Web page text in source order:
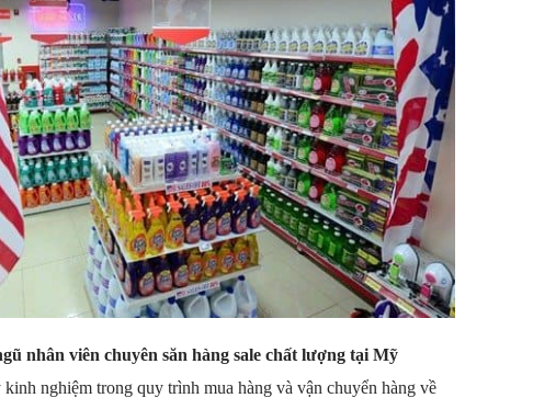
nhân viên chuyên săn hàng sale chất lượng tại Mỹ
nghiệm trong quy trình mua hàng và vận chuyển hàng về